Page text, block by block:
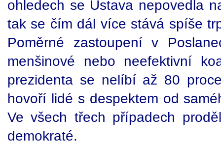
ohledech se Ústava nepovedla
tak se čím dál více stává spíše
Poměrné zastoupení v
menšinové nebo neefektivní
prezidenta se nelíbí až 80
hovoří lidé s despektem od
Ve všech třech případech
demokraté.